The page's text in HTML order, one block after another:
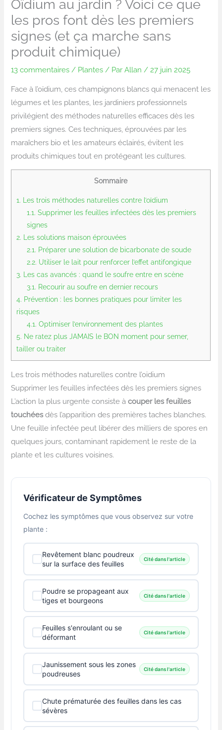
Oïdium au jardin ? Voici ce que
les pros font dès les premiers
signes (et ça marche sans
produit chimique)
13 commentaires / Plantes / ParAllan / 27 juin 2025
Face à l’oïdium, ces champignons blancs qui menacent les
légumes et les plantes, les jardiniers professionnels
privilégient des méthodes naturelles efficaces dès les
premiers signes. Ces techniques, éprouvées par les
maraîchers bio et les amateurs éclairés, évitent les
produits chimiques tout en protégeant les cultures.
Sommaire
1. Les trois méthodes naturelles contre l’oïdium
1.1. Supprimer les feuilles infectées dès les premiers
signes
2. Les solutions maison éprouvées
2.1. Préparer une solution de bicarbonate de soude
2.2. Utiliser le lait pour renforcer l’effet antifongique
3. Les cas avancés : quand le soufre entre en scène
3.1. Recourir au soufre en dernier recours
4. Prévention : les bonnes pratiques pour limiter les
risques
4.1. Optimiser l’environnement des plantes
5. Ne ratez plus JAMAIS le BON moment pour semer,
tailler ou traiter
Les trois méthodes naturelles contre l’oïdium
Supprimer les feuilles infectées dès les premiers signes
L’action la plus urgente consiste àcouper les feuilles
touchéesdès l’apparition des premières taches blanches.
Une feuille infectée peut libérer des milliers de spores en
quelques jours, contaminant rapidement le reste de la
plante et les cultures voisines.
Vérificateur de Symptômes
Cochez les symptômes que vous observez sur votre
plante :
Revêtement blanc poudreux
sur la surface des feuilles
Cité dans l'article
Poudre se propageant aux
tiges et bourgeons
Cité dans l'article
Feuilles s'enroulant ou se
déformant
Cité dans l'article
Jaunissement sous les zones
poudreuses
Cité dans l'article
Chute prématurée des feuilles dans les cas
sévères